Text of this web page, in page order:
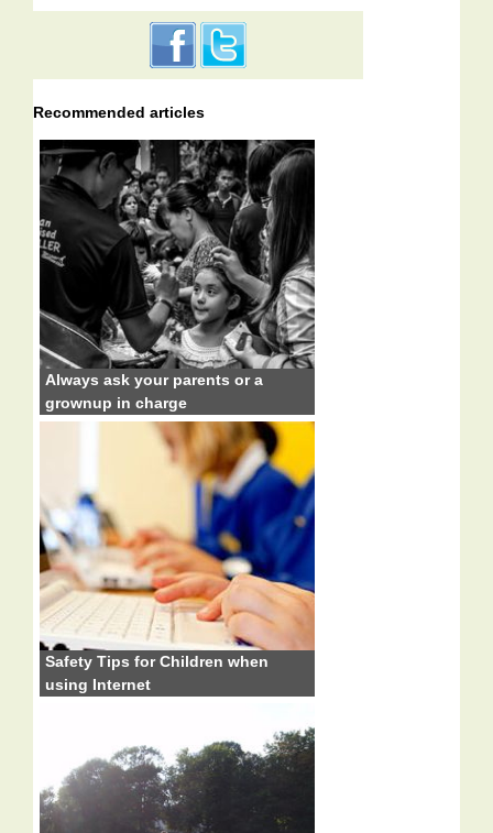
Recommended articles
Always ask your parents or a
grownup in charge
Safety Tips for Children when
using Internet